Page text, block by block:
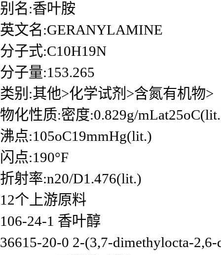
别名:香叶胺
英文名:GERANYLAMINE
分子式:C10H19N
分子量:153.265
类别:其他>化学试剂>含氮有机物>
物化性质:密度:0.829g/
沸点:105oC19mmHg(lit.)
闪点:190°F
折射率:n20/D1.476(lit.)
12个上游原料
106-24-1 香叶醇
36615-20-0 2-(3,7-dimethylocta-